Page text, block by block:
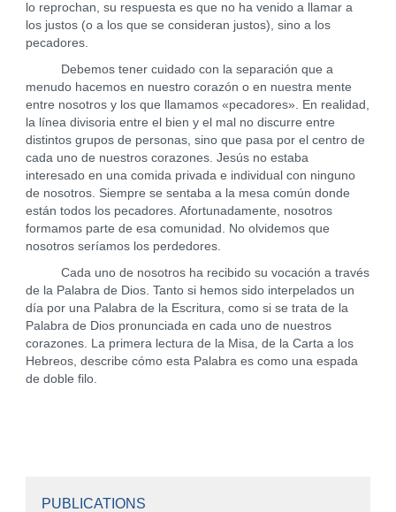
lo reprochan, su respuesta es que no ha venido a llamar a
los justos (o a los que se consideran justos), sino a los
pecadores.
Debemos tener cuidado con la separación que a
menudo hacemos en nuestro corazón o en nuestra mente
entre nosotros y los que llamamos «pecadores». En realidad,
la línea divisoria entre el bien y el mal no discurre entre
distintos grupos de personas, sino que pasa por el centro de
cada uno de nuestros corazones. Jesús no estaba
interesado en una comida privada e individual con ninguno
de nosotros. Siempre se sentaba a la mesa común donde
están todos los pecadores. Afortunadamente, nosotros
formamos parte de esa comunidad. No olvidemos que
nosotros seríamos los perdedores.
Cada uno de nosotros ha recibido su vocación a través
de la Palabra de Dios. Tanto si hemos sido interpelados un
día por una Palabra de la Escritura, como si se trata de la
Palabra de Dios pronunciada en cada uno de nuestros
corazones. La primera lectura de la Misa, de la Carta a los
Hebreos, describe cómo esta Palabra es como una espada
de doble filo.
PUBLICATIONS